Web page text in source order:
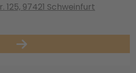
125, 97421 Schweinfurt